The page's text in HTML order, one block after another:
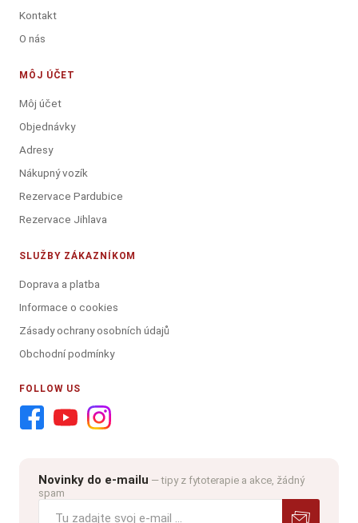
Kontakt
O nás
MÔJ ÚČET
Môj účet
Objednávky
Adresy
Nákupný vozík
Rezervace Pardubice
Rezervace Jihlava
SLUŽBY ZÁKAZNÍKOM
Doprava a platba
Informace o cookies
Zásady ochrany osobních údajů
Obchodní podmínky
FOLLOW US
Novinky do e-mailu — tipy z fytoterapie a akce, žádný
spam